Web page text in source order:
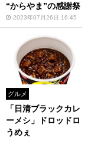
“からやま”の感謝祭
2023年07月26日 16:45
グルメ
「日清ブラックカレ
ーメシ」ドロッドロ
うめぇ